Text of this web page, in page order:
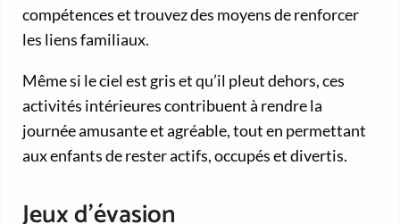
compétences et trouvez des moyens de renforcer
les liens familiaux.
Même si le ciel est gris et qu’il pleut dehors, ces
activités intérieures contribuent à rendre la
journée amusante et agréable, tout en permettant
aux enfants de rester actifs, occupés et divertis.
Jeux d’évasion